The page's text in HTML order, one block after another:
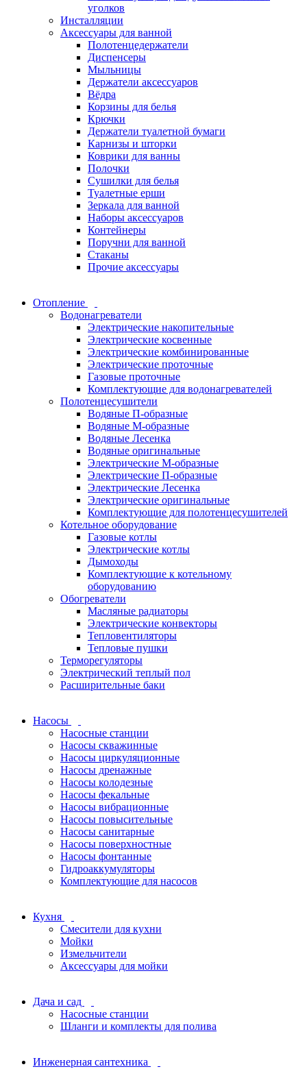
уголков
Инсталляции
Аксессуары для ванной
Полотенцедержатели
Диспенсеры
Мыльницы
Держатели аксессуаров
Вёдра
Корзины для белья
Крючки
Держатели туалетной бумаги
Карнизы и шторки
Коврики для ванны
Полочки
Сушилки для белья
Туалетные ерши
Зеркала для ванной
Наборы аксессуаров
Контейнеры
Поручни для ванной
Стаканы
Прочие аксессуары
Отопление
Водонагреватели
Электрические накопительные
Электрические косвенные
Электрические комбинированные
Электрические проточные
Газовые проточные
Комплектующие для водонагревателей
Полотенцесушители
Водяные П-образные
Водяные М-образные
Водяные Лесенка
Водяные оригинальные
Электрические М-образные
Электрические П-образные
Электрические Лесенка
Электрические оригинальные
Комплектующие для полотенцесушителей
Котельное оборудование
Газовые котлы
Электрические котлы
Дымоходы
Комплектующие к котельному
оборудованию
Обогреватели
Масляные радиаторы
Электрические конвекторы
Тепловентиляторы
Тепловые пушки
Терморегуляторы
Электрический теплый пол
Расширительные баки
Насосы
Насосные станции
Насосы скважинные
Насосы циркуляционные
Насосы дренажные
Насосы колодезные
Насосы фекальные
Насосы вибрационные
Насосы повысительные
Насосы санитарные
Насосы поверхностные
Насосы фонтанные
Гидроаккумуляторы
Комплектующие для насосов
Кухня
Смесители для кухни
Мойки
Измельчители
Аксессуары для мойки
Дача и сад
Насосные станции
Шланги и комплекты для полива
Инженерная сантехника